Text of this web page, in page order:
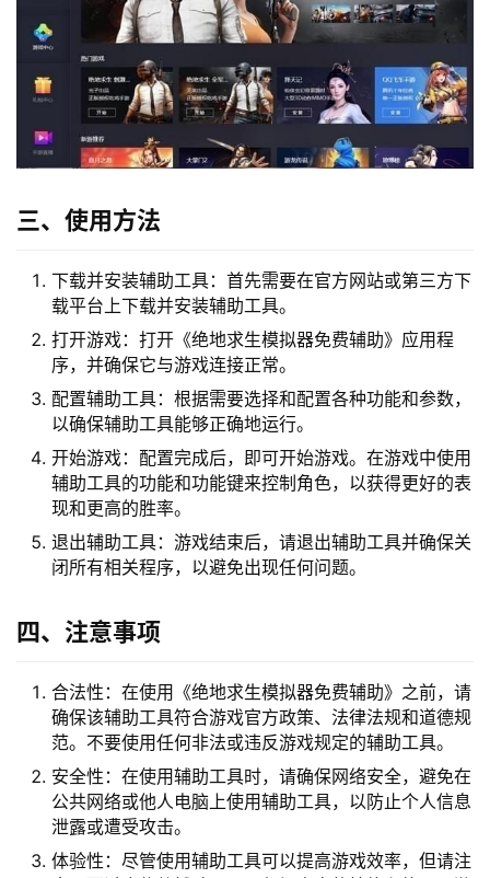
三、使用方法
下载并安装辅助工具：首先需要在官方网站或第三方下
载平台上下载并安装辅助工具。
打开游戏：打开《绝地求生模拟器免费辅助》应用程
序，并确保它与游戏连接正常。
配置辅助工具：根据需要选择和配置各种功能和参数，
以确保辅助工具能够正确地运行。
开始游戏：配置完成后，即可开始游戏。在游戏中使用
辅助工具的功能和功能键来控制角色，以获得更好的表
现和更高的胜率。
退出辅助工具：游戏结束后，请退出辅助工具并确保关
闭所有相关程序，以避免出现任何问题。
四、注意事项
合法性：在使用《绝地求生模拟器免费辅助》之前，请
确保该辅助工具符合游戏官方政策、法律法规和道德规
范。不要使用任何非法或违反游戏规定的辅助工具。
安全性：在使用辅助工具时，请确保网络安全，避免在
公共网络或他人电脑上使用辅助工具，以防止个人信息
泄露或遭受攻击。
体验性：尽管使用辅助工具可以提高游戏效率，但请注